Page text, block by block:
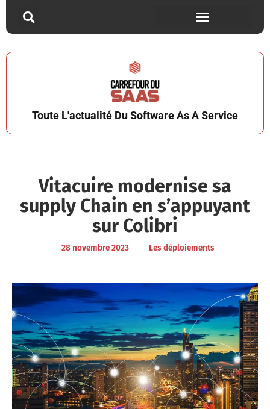
Toute L'actualité Du Software As A Service
Vitacuire modernise sa
supply Chain en s’appuyant
sur Colibri
28 novembre 2023 Les déploiements